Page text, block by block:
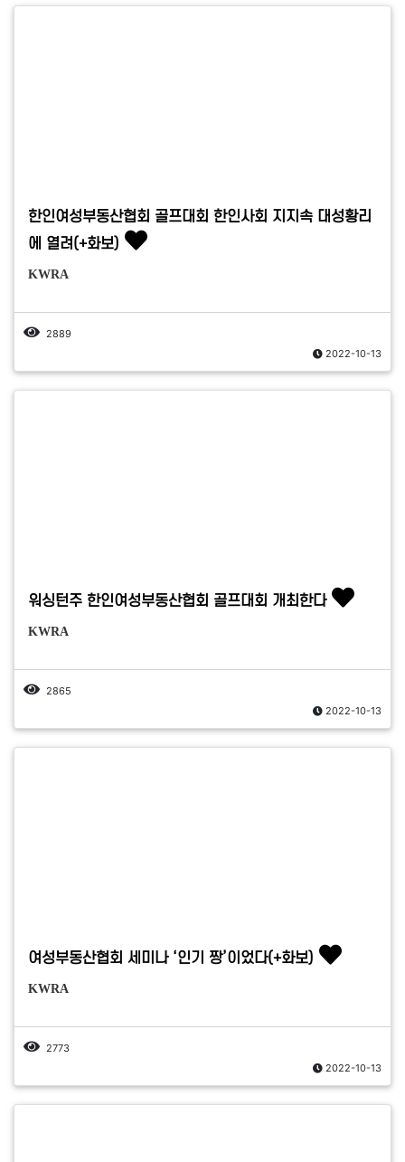
한인여성부동산협회 골프대회 한인사회 지지속 대성황리
에 열려(+화보)
KWRA
2889
2022-10-13
워싱턴주 한인여성부동산협회 골프대회 개최한다
KWRA
2865
2022-10-13
여성부동산협회 세미나 ‘인기 짱’이었다(+화보)
KWRA
2773
2022-10-13